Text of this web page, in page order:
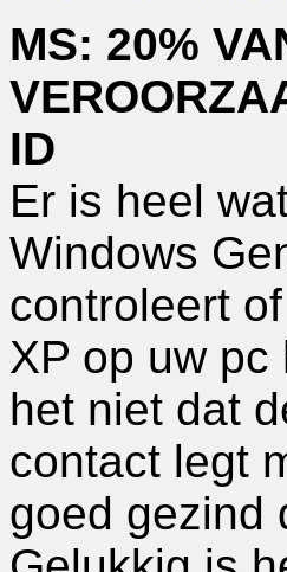
MS: 20%
ID
Er is heel
Windows
controleert
XP op uw
het niet dat
contact legt
goed gezind